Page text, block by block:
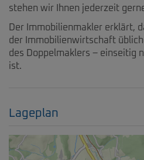
stehen wir Ihnen jederzeit
Der Immobilienmakler erklärt,
der Immobilienwirtschaft
des Doppelmaklers – einseitig
ist.
Lageplan